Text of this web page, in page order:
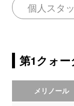
個人スタ
第1クォー
メリノール